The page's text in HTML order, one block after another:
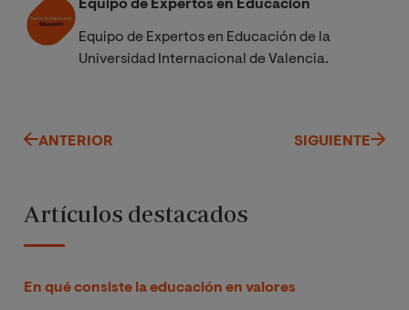
Equipo de Expertos en Educación
Equipo de Expertos en Educación de la
Universidad Internacional de Valencia.
ANTERIOR SIGUIENTE
Artículos destacados
En qué consiste la educación en valores